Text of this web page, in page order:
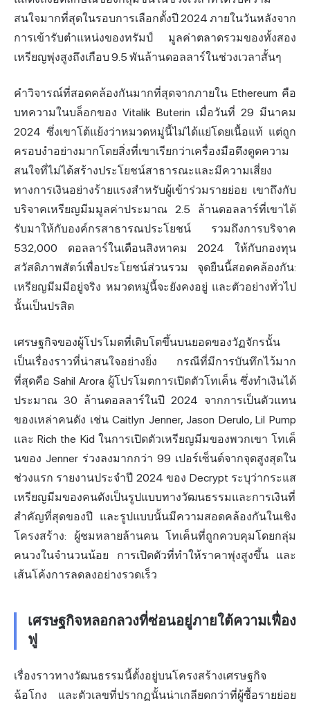
สนใจมากที่สุดในรอบการเลือกตั้งปี 2024 ภายในวันหลังจาก
การเข้ารับตำแหน่งของทรัมป์ มูลค่าตลาดรวมของทั้งสอง
เหรียญพุ่งสูงถึงเกือบ 9.5 พันล้านดอลลาร์ในช่วงเวลาสั้นๆ
คำวิจารณ์ที่สอดคล้องกันมากที่สุดจากภายใน Ethereum คือ
บทความในบล็อกของ Vitalik Buterin เมื่อวันที่ 29 มีนาคม
2024 ซึ่งเขาโต้แย้งว่าหมวดหมู่นี้ไม่ได้แย่โดยเนื้อแท้ แต่ถูก
ครอบงำอย่างมากโดยสิ่งที่เขาเรียกว่าเครื่องมือดึงดูดความ
สนใจที่ไม่ได้สร้างประโยชน์สาธารณะและมีความเสี่ยง
ทางการเงินอย่างร้ายแรงสำหรับผู้เข้าร่วมรายย่อย เขาถึงกับ
บริจาคเหรียญมีมมูลค่าประมาณ 2.5 ล้านดอลลาร์ที่เขาได้
รับมาให้กับองค์กรสาธารณประโยชน์ รวมถึงการบริจาค
532,000 ดอลลาร์ในเดือนสิงหาคม 2024 ให้กับกองทุน
สวัสดิภาพสัตว์เพื่อประโยชน์ส่วนรวม จุดยืนนี้สอดคล้องกัน:
เหรียญมีมมีอยู่จริง หมวดหมู่นี้จะยังคงอยู่ และตัวอย่างทั่วไป
นั้นเป็นปรสิต
เศรษฐกิจของผู้โปรโมตที่เติบโตขึ้นบนยอดของวัฏจักรนั้น
เป็นเรื่องราวที่น่าสนใจอย่างยิ่ง กรณีที่มีการบันทึกไว้มาก
ที่สุดคือ Sahil Arora ผู้โปรโมตการเปิดตัวโทเค็น ซึ่งทำเงินได้
ประมาณ 30 ล้านดอลลาร์ในปี 2024 จากการเป็นตัวแทน
ของเหล่าคนดัง เช่น Caitlyn Jenner, Jason Derulo, Lil Pump
และ Rich the Kid ในการเปิดตัวเหรียญมีมของพวกเขา โทเค็
นของ Jenner ร่วงลงมากกว่า 99 เปอร์เซ็นต์จากจุดสูงสุดใน
ช่วงแรก รายงานประจำปี 2024 ของ Decrypt ระบุว่ากระแส
เหรียญมีมของคนดังเป็นรูปแบบทางวัฒนธรรมและการเงินที่
สำคัญที่สุดของปี และรูปแบบนั้นมีความสอดคล้องกันในเชิง
โครงสร้าง: ผู้ชมหลายล้านคน โทเค็นที่ถูกควบคุมโดยกลุ่ม
คนวงในจำนวนน้อย การเปิดตัวที่ทำให้ราคาพุ่งสูงขึ้น และ
เส้นโค้งการลดลงอย่างรวดเร็ว
เศรษฐกิจหลอกลวงที่ซ่อนอยู่ภายใต้ความเฟื่อง
ฟู
เรื่องราวทางวัฒนธรรมนี้ตั้งอยู่บนโครงสร้างเศรษฐกิจ
ฉ้อโกง และตัวเลขที่ปรากฏนั้นน่าเกลียดกว่าที่ผู้ซื้อรายย่อย